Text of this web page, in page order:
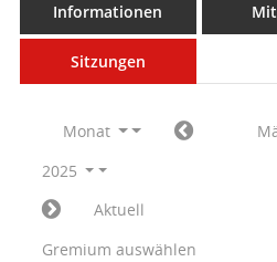
Informationen
Sitzungen
Monat
2025
Aktuell
Gremium auswählen